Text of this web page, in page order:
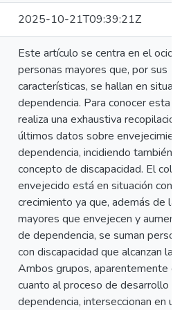
2025-10-21T09:39:21Z
Este artículo se centra en el ocio
personas mayores que, por sus
características, se hallan en
dependencia. Para conocer esta
realiza una exhaustiva
últimos datos sobre
dependencia, incidiendo también
concepto de discapacidad. El
envejecido está en situación
crecimiento ya que, además de
mayores que envejecen y
de dependencia, se suman
con discapacidad que alcanzan la
Ambos grupos, aparentemente
cuanto al proceso de desarrollo
dependencia, interseccionan en